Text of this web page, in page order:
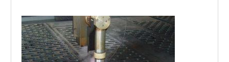
empresa tem em seu escopo corte e dobra de
aço ca 50 e dobragem c...